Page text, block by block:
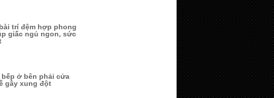
trí đệm hợp phong
giấc ngủ ngon, sức
ở bên phải cửa
gây xung đột